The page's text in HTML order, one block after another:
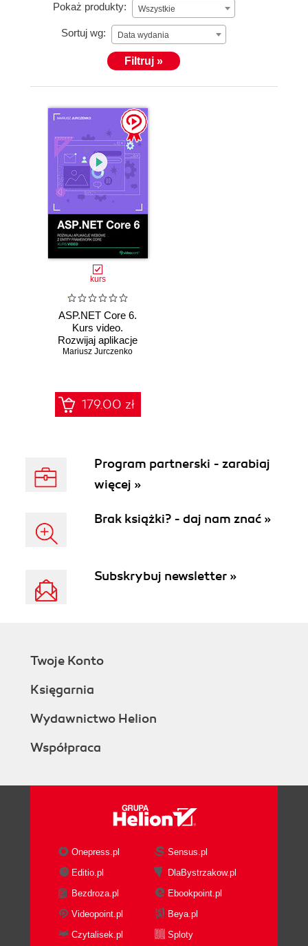
eksploracji, do popełniania błędów i wyciągania z
nich cennych lekcji. Razem odkryjemy, jaką siłę
daje nam ten język i platforma i jak możemy je
wykorzystać, aby przekształcić nasze pomysły w
napiszecie, będzie krokiem w kierunku osiągnięcia
Waszych celów. Bądźmy otwarci na nowe
wyzwania i gotowi do odkrywania nieznanych
obszarów technologii .NET Core.
Pokaż produkty: Wszystkie
Sortuj wg: Data wydania
Filtruj »
kurs
ASP.NET Core 6.
Kurs video.
Rozwijaj aplikacje
webowe z Entity
Mariusz Jurczenko
179.00 zł
Program partnerski - zarabiaj
więcej »
Brak książki? - daj nam znać »
Subskrybuj newsletter »
Twoje Konto
Księgarnia
Wydawnictwo Helion
Współpraca
Onepress.pl
Sensus.pl
Editio.pl
DlaBystrzakow.pl
Bezdroza.pl
Ebookpoint.pl
Videopoint.pl
Beya.pl
Czytalisek.pl
Sploty